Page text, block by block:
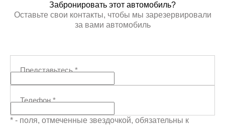
Забронировать этот автомобиль?
Оставьте свои контакты, чтобы мы зарезервировали
за вами автомобиль
Представьтесь*
Телефон*
* - поля, отмеченные звездочкой, обязательны к